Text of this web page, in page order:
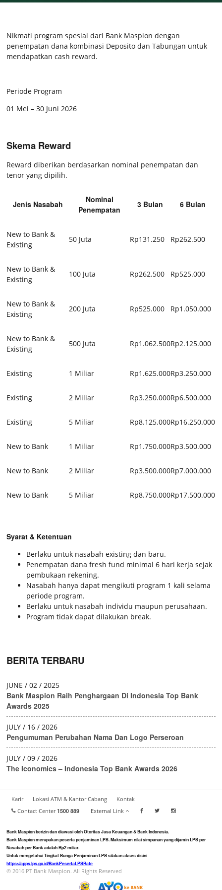
Nikmati program spesial dari Bank Maspion dengan
penempatan dana kombinasi Deposito dan Tabungan untuk
mendapatkan cash reward.
Periode Program
01 Mei – 30 Juni 2026
Skema Reward
Reward diberikan berdasarkan nominal penempatan dan
tenor yang dipilih.
Jenis Nasabah
Nominal
Penempatan
3 Bulan 6 Bulan
New to Bank &
Existing
50 Juta Rp131.250 Rp262.500
New to Bank &
Existing
100 Juta Rp262.500 Rp525.000
New to Bank &
Existing
200 Juta Rp525.000 Rp1.050.000
New to Bank &
Existing
500 Juta Rp1.062.500Rp2.125.000
Existing 1 Miliar Rp1.625.000Rp3.250.000
Existing 2 Miliar Rp3.250.000Rp6.500.000
Existing 5 Miliar Rp8.125.000Rp16.250.000
New to Bank 1 Miliar Rp1.750.000Rp3.500.000
New to Bank 2 Miliar Rp3.500.000Rp7.000.000
New to Bank 5 Miliar Rp8.750.000Rp17.500.000
Syarat & Ketentuan
Berlaku untuk nasabah existing dan baru.
Penempatan dana fresh fund minimal 6 hari kerja sejak
pembukaan rekening.
Nasabah hanya dapat mengikuti program 1 kali selama
periode program.
Berlaku untuk nasabah individu maupun perusahaan.
Program tidak dapat dilakukan break.
BERITA TERBARU
JUNE / 02 / 2025
Bank Maspion Raih Penghargaan Di Indonesia Top Bank
Awards 2025
JULY / 16 / 2026
Pengumuman Perubahan Nama Dan Logo Perseroan
JULY / 09 / 2026
The Iconomics – Indonesia Top Bank Awards 2026
Karir Lokasi ATM & Kantor Cabang
Kontak
Contact Center1500 889 External Link
Bank Maspion berizin dan diawasi oleh Otoritas Jasa Keuangan & Bank Indonesia.
Bank Maspion merupakan peserta penjaminan LPS. Maksimum nilai simpanan yang dijamin LPS per
Nasabah per Bank adalah Rp2 miliar.
Untuk mengetahui Tingkat Bunga Penjaminan LPS silakan akses disini
https://apps.lps.go.id/BankPesertaLPSRate
© 2016 PT Bank Maspion. All Rights Reserved